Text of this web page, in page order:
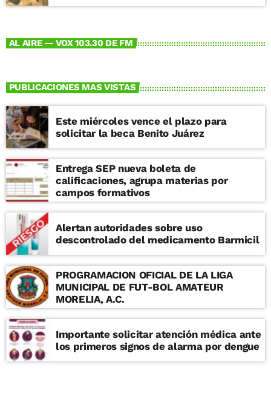
AL AIRE — VOX 103.30 DE FM
PUBLICACIONES MAS VISTAS
Este miércoles vence el plazo para
solicitar la beca Benito Juárez
Entrega SEP nueva boleta de
calificaciones, agrupa materias por
campos formativos
Alertan autoridades sobre uso
descontrolado del medicamento Barmicil
PROGRAMACION OFICIAL DE LA LIGA
MUNICIPAL DE FUT-BOL AMATEUR
MORELIA, A.C.
Importante solicitar atención médica ante
los primeros signos de alarma por dengue